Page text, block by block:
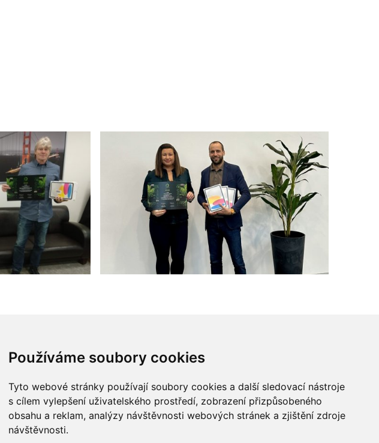
Používáme soubory cookies
Tyto webové stránky používají soubory cookies a další sledovací nástroje
s cílem vylepšení uživatelského prostředí, zobrazení přizpůsobeného
obsahu a reklam, analýzy návštěvnosti webových stránek a zjištění zdroje
návštěvnosti.
Buďme ve spojení